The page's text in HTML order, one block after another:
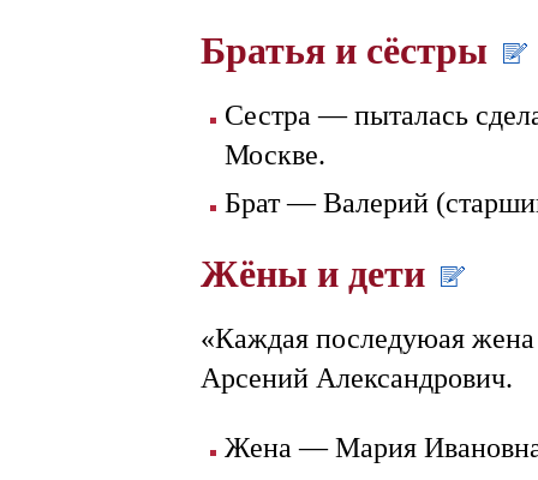
Братья и сёстры
Сестра — пыталась
Москве.
Брат — Валерий
Жёны и дети
«Каждая последуюая
Арсений Александрович.
Жена — Мария